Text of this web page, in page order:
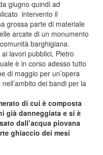
giugno quindi ad
intervento il
grossa parte di materiale
arcate di un monumento
barghigiana.
lavori pubblici, Pietro
è in corso adesso tutto
di maggio per un’opera
dei bandi per la
di cui è composta
già danneggiata e si è
dall’acqua piovana
ghiaccio dei mesi